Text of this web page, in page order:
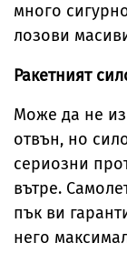
много
лозови
Ракетният
Може да не
отвън, но
сериозни
вътре.
пък ви
него